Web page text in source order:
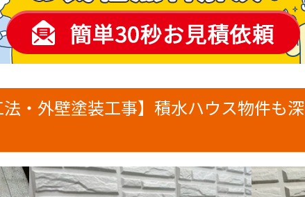
・外壁塗装工事】積水ハウス物件も